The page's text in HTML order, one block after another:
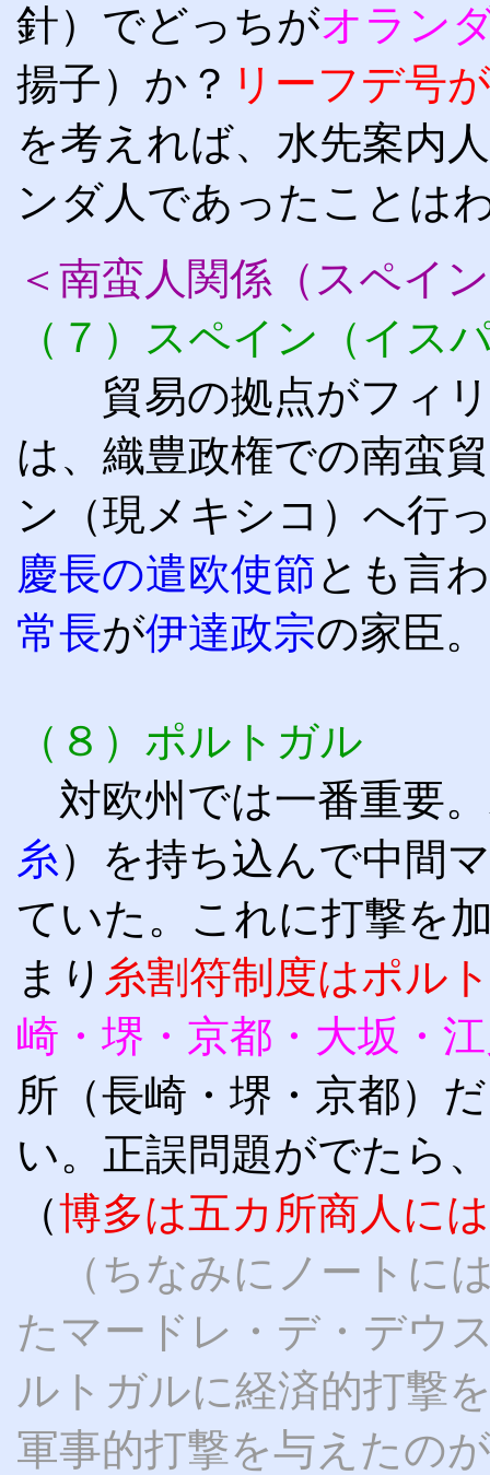
針）でどっちがオラン
揚子）か？ リーフデ号
を考えれば、水先案内
ンダ人であったことは
＜南蛮人関係（スペイ
（７）スペイン（イス
貿易の拠点がフィ
は、織豊政権での南蛮
ン（現メキシコ）へ行
慶長の遣欧使節とも言
常長が伊達政宗の家臣。
（８）ポルトガル
対欧州では一番重要
糸）を持ち込んで中間
ていた。これに打撃を
まり 糸割符制度はポル
崎・堺・京都・大坂・
所（長崎・堺・京都）
い。正誤問題がでたら
（博多は五カ所商人に
（ちなみにノートに
たマードレ・デ・デウ
ルトガルに経済的打撃
軍事的打撃を与えたの